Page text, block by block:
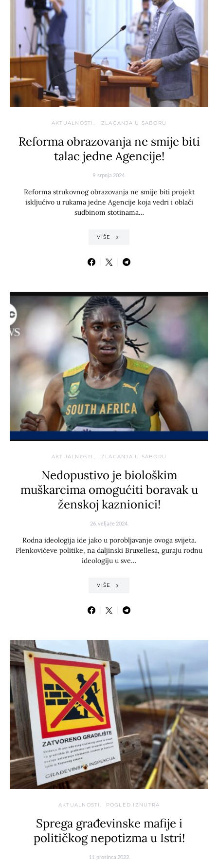
AKTUALNOSTI IZLAGANJA U SABORU
Reforma obrazovanja ne smije biti
talac jedne Agencije!
9. srpnja 2024.
Reforma strukovnog obrazovanja ne smije biti projekt
isključivo u rukama jedne Agencije koja vedri i oblači
sudbinom stotinama…
VIŠE
AKTUALNOSTI IZLAGANJA U SABORU
Nedopustivo je biološkim
muškarcima omogućiti boravak u
ženskoj kaznionici!
26. veljače 2024.
Rodna ideologija ide jako u porobljavanje ovoga svijeta.
Plenkovićeve politike, na daljinski Bruxellesa, guraju rodnu
ideologiju u sve…
VIŠE
AKTUALNOSTI POGLED IZNUTRA
Sprega građevinske mafije i
političkog nepotizma u Istri!
11. prosinca 2022.